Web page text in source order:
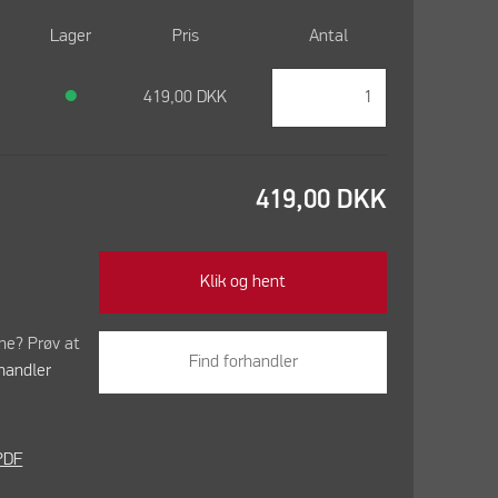
Lager Pris Antal
● 419,00 DKK
419,00 DKK
Klik og hent
Prøv at
Find forhandler